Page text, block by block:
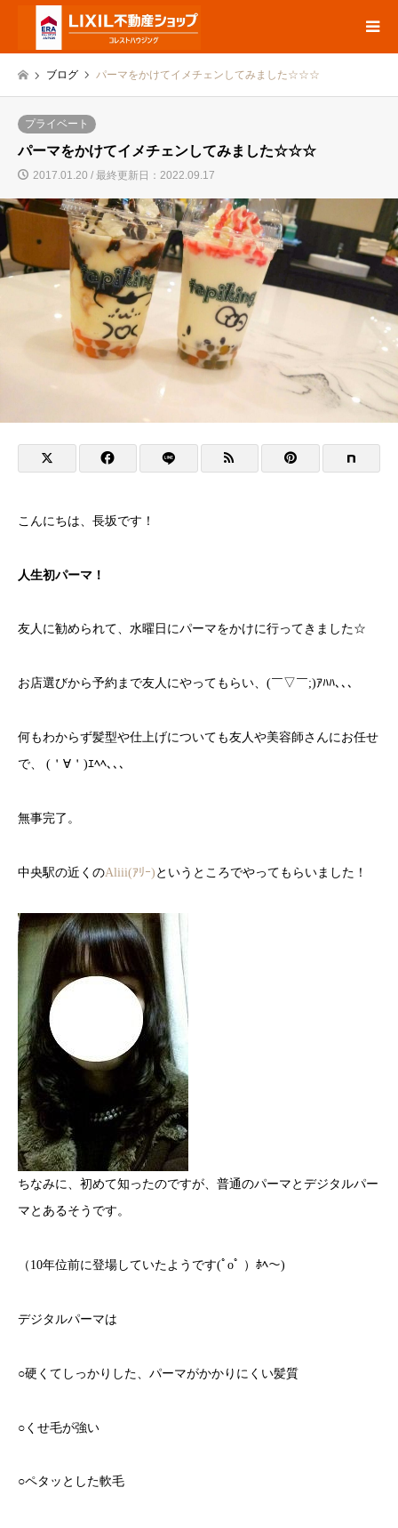
ブログ パーマをかけてイメチェンしてみました☆☆☆
プライベート
パーマをかけてイメチェンしてみました☆☆☆
2017.01.20 / 最終更新日：2022.09.17
こんにちは、長坂です！
人生初パーマ！
友人に勧められて、水曜日にパーマをかけに行ってきました☆
お店選びから予約まで友人にやってもらい、(￣▽￣;)ｱﾊﾊ､､､
何もわからず髪型や仕上げについても友人や美容師さんにお任せ
で、 (＇∀＇)ｴﾍﾍ､､､
無事完了。
中央駅の近くのAliii(ｱﾘｰ) というところでやってもらいました！
ちなみに、初めて知ったのですが、普通のパーマとデジタルパー
マとあるそうです。
（10年位前に登場していたようです(ﾟoﾟ ）ﾎﾍ～)
デジタルパーマは
○硬くてしっかりした、パーマがかかりにくい髪質
○くせ毛が強い
○ペタッとした軟毛